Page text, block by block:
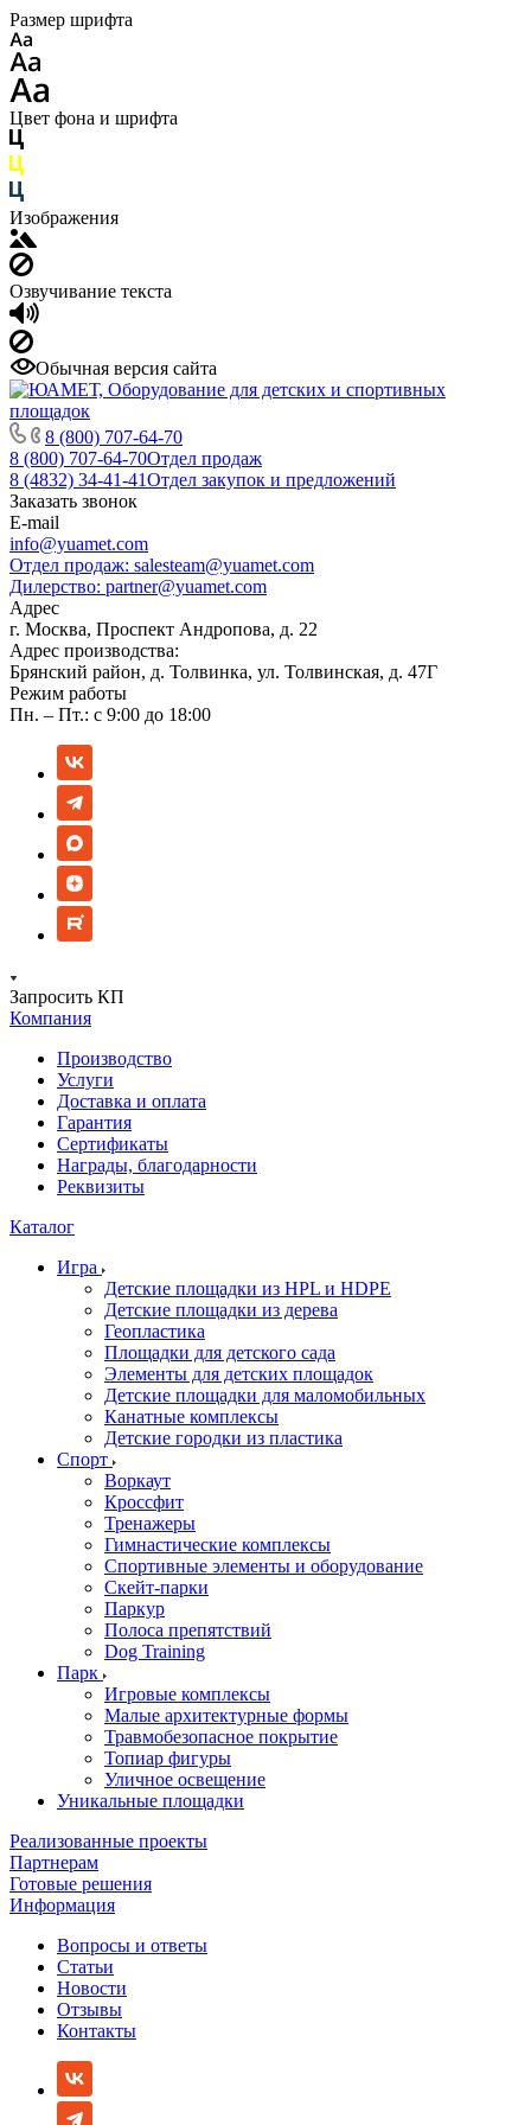
Размер шрифта
Цвет фона и шрифта
Изображения
Озвучивание текста
Обычная версия сайта
8 (800) 707-64-70
8 (800) 707-64-70Отдел продаж
8 (4832) 34-41-41Отдел закупок и предложений
Заказать звонок
E-mail
info@yuamet.com
Отдел продаж: salesteam@yuamet.com
Дилерство: partner@yuamet.com
Адрес
г. Москва, Проспект Андропова, д. 22
Адрес производства:
Брянский район, д. Толвинка, ул. Толвинская, д. 47Г
Режим работы
Пн. – Пт.: с 9:00 до 18:00
Запросить КП
Компания
Производство
Услуги
Доставка и оплата
Гарантия
Сертификаты
Награды, благодарности
Реквизиты
Каталог
Игра
Детские площадки из HPL и HDPE
Детские площадки из дерева
Геопластика
Площадки для детского сада
Элементы для детских площадок
Детские площадки для маломобильных
Канатные комплексы
Детские городки из пластика
Спорт
Воркаут
Кроссфит
Тренажеры
Гимнастические комплексы
Спортивные элементы и оборудование
Скейт-парки
Паркур
Полоса препятствий
Dog Training
Парк
Игровые комплексы
Малые архитектурные формы
Травмобезопасное покрытие
Топиар фигуры
Уличное освещение
Уникальные площадки
Реализованные проекты
Партнерам
Готовые решения
Информация
Вопросы и ответы
Статьи
Новости
Отзывы
Контакты